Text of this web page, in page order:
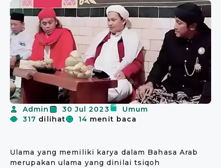
Admin 30 Jul 2023
Umum
317 dilihat 14 menit baca
Ulama yang memiliki karya dalam Bahasa Arab
merupakan ulama yang dinilai tsiqoh